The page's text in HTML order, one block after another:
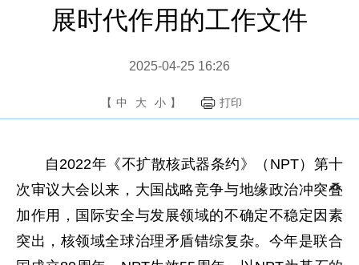
展时代作用的工作文件
2025-04-25 16:26
【 中 大 小 】 打印
自2022年《不扩散核武器条约》（NPT）第十
次审议大会以来，大国战略竞争与地缘政治冲突叠
加作用，国际安全与发展领域的不确定不稳定因素
突出，核领域全球治理矛盾错综复杂。今年是联合